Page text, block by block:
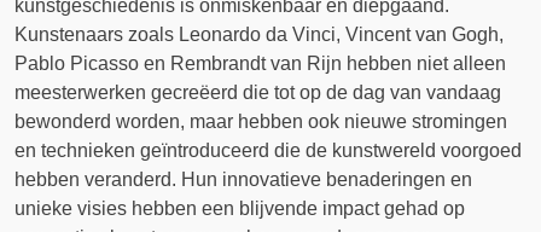
kunstgeschiedenis is onmiskenbaar en diepgaand.
Kunstenaars zoals Leonardo da Vinci, Vincent van Gogh,
Pablo Picasso en Rembrandt van Rijn hebben niet alleen
meesterwerken gecreëerd die tot op de dag van vandaag
bewonderd worden, maar hebben ook nieuwe stromingen
en technieken geïntroduceerd die de kunstwereld voorgoed
hebben veranderd. Hun innovatieve benaderingen en
unieke visies hebben een blijvende impact gehad op